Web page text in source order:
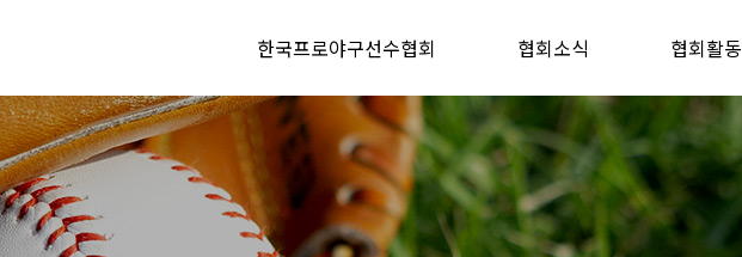
한국프로야구선수협회 협회소식 협회활동